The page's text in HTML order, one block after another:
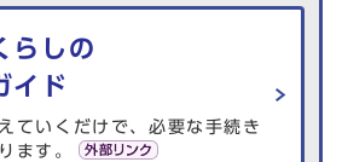
らしの
イド
ていくだけで、必要な手続き
ます。